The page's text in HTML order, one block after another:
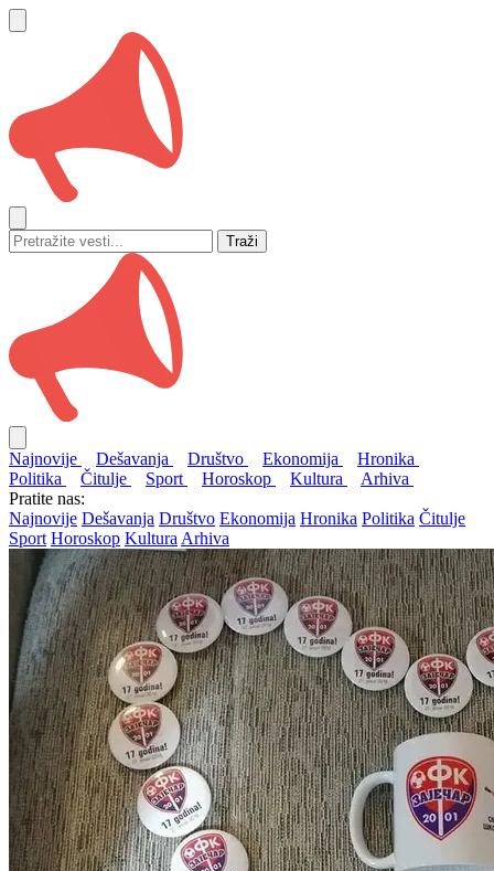
Traži
Najnovije Dešavanja Društvo Ekonomija
Hronika
Politika
Čitulje Sport Horoskop Kultura
Arhiva
Pratite nas:
Najnovije Dešavanja Društvo Ekonomija Hronika Politika Čitulje
Sport Horoskop Kultura Arhiva